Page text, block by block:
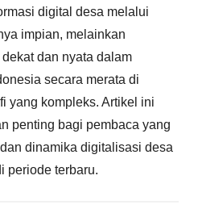
digital desa melalui
impian, melainkan
dan nyata dalam
secara merata di
yang kompleks. Artikel ini
penting bagi pembaca yang
dinamika digitalisasi desa
periode terbaru.